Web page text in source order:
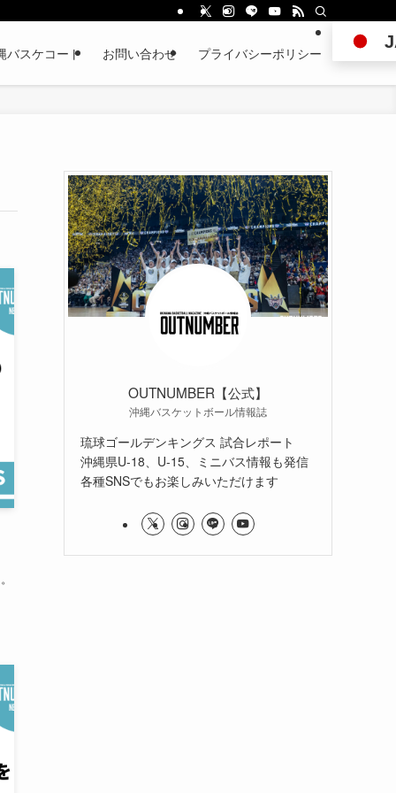
バスケコート お問い合わせ プライバシーポリシー
OUTNUMBER【公式】
沖縄バスケットボール情報誌
琉球ゴールデンキングス 試合レポート
沖縄県U-18、U-15、ミニバス情報も発信
各種SNSでもお楽しみいただけます